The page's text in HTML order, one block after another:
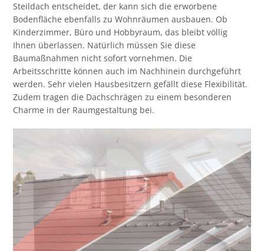
Steildach entscheidet, der kann sich die erworbene
Bodenfläche ebenfalls zu Wohnräumen ausbauen. Ob
Kinderzimmer, Büro und Hobbyraum, das bleibt völlig
Ihnen überlassen. Natürlich müssen Sie diese
Baumaßnahmen nicht sofort vornehmen. Die
Arbeitsschritte können auch im Nachhinein durchgeführt
werden. Sehr vielen Hausbesitzern gefällt diese Flexibilität.
Zudem tragen die Dachschrägen zu einem besonderen
Charme in der Raumgestaltung bei.